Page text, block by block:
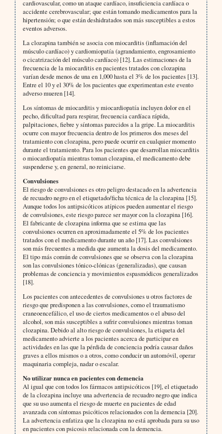
cardiovascular, como un ataque cardíaco, insuficiencia cardíaca o
accidente cerebrovascular; que están tomando medicamentos para la
hipertensión; o que están deshidratados son más susceptibles a estos
eventos adversos.
La clozapina también se asocia con miocarditis (inflamación del
músculo cardíaco) y cardiomiopatía (agrandamiento, engrosamiento
o cicatrización del músculo cardíaco) [12]. Las estimaciones de la
frecuencia de la miocarditis en pacientes tratados con clozapina
varían desde menos de una en 1,000 hasta el 3% de los pacientes [13].
Entre el 10 y el 30% de los pacientes que experimentan este evento
adverso mueren [14].
Los síntomas de miocarditis y miocardiopatía incluyen dolor en el
pecho, dificultad para respirar, frecuencia cardíaca rápida,
palpitaciones, fiebre y síntomas parecidos a la gripe. La miocarditis
ocurre con mayor frecuencia dentro de los primeros dos meses del
tratamiento con clozapina, pero puede ocurrir en cualquier momento
durante el tratamiento. Para los pacientes que desarrollan miocarditis
o miocardiopatía mientras toman clozapina, el medicamento debe
suspenderse y, en general, no reiniciarse.
Convulsiones
El riesgo de convulsiones es otro peligro destacado en la advertencia
de recuadro negro en el etiquetado/ficha técnica de la clozapina [15].
Aunque todos los antipsicóticos atípicos pueden aumentar el riesgo
de convulsiones, este riesgo parece ser mayor con la clozapina [16].
El fabricante de clozapina informa que se estima que las
convulsiones ocurren en aproximadamente el 5% de los pacientes
tratados con el medicamento durante un año [17]. Las convulsiones
son más frecuentes a medida que aumenta la dosis del medicamento.
El tipo más común de convulsiones que se observa con la clozapina
son las convulsiones tónico-clónicas (generalizadas), que causan
problemas de conciencia y movimientos espasmódicos generalizados
[18].
Los pacientes con antecedentes de convulsiones u otros factores de
riesgo que predisponen a las convulsiones, como el traumatismo
craneoencefálico, el uso de ciertos medicamentos o el abuso del
alcohol, son más susceptibles a sufrir convulsiones mientras toman
clozapina. Debido al alto riesgo de convulsiones, la etiqueta del
medicamento advierte a los pacientes acerca de participar en
actividades en las que la pérdida de conciencia podría causar daños
graves a ellos mismos o a otros, como conducir un automóvil, operar
maquinaria compleja, nadar o escalar.
No utilizar nunca en pacientes con demencia
Al igual que con todos los fármacos antipsicóticos [19], el etiquetado
de la clozapina incluye una advertencia de recuadro negro que indica
que su uso aumenta el riesgo de muerte en pacientes de edad
avanzada con síntomas psicóticos relacionados con la demencia [20].
La advertencia enfatiza que la clozapina no está aprobada para su uso
en pacientes con psicosis relacionada con la demencia.